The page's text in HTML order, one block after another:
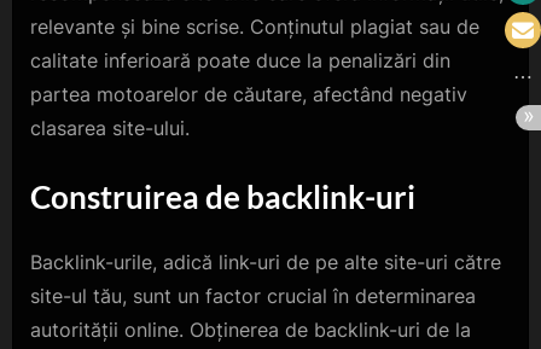
relevante și bine scrise. Conținutul plagiat sau de
calitate inferioară poate duce la penalizări din
partea motoarelor de căutare, afectând negativ
clasarea site-ului.
Construirea de backlink-uri
Backlink-urile, adică link-uri de pe alte site-uri către
site-ul tău, sunt un factor crucial în determinarea
autorității online. Obținerea de backlink-uri de la